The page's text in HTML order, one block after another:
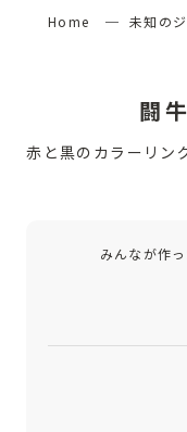
Home 未知の
闘
赤と黒のカラーリン
みんなが作